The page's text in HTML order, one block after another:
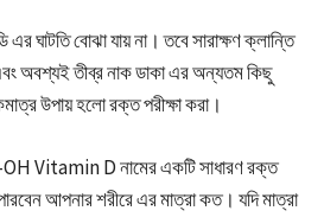
এর ঘাটতি বোঝা যায় না। তবে সারাক্ষণ ক্লান্তি
অবশ্যই তীব্র নাক ডাকা এর অন্যতম কিছু
উপায় হলো রক্ত পরীক্ষা করা।
OH Vitamin D নামের একটি সাধারণ রক্ত
আপনার শরীরে এর মাত্রা কত। যদি মাত্রা